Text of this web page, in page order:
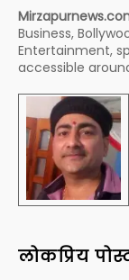
Business,
Entertainment,
accessible
लोकप्रिय